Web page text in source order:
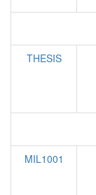
THESIS
MIL1001